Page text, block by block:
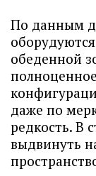
По данным
обеденной
даже по
редкость. В
выдвинуть